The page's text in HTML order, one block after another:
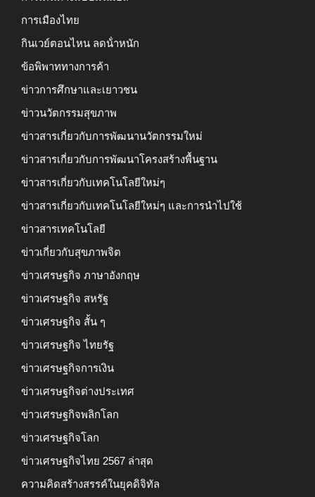
การเมืองไทย
กินเวย์ตอนไหน ลดน้ําหนัก
ข้อพิพาททางการค้า
ข่าวการศึกษาและเยาวชน
ข่าวนวัตกรรมสุขภาพ
ข่าวสารเกี่ยวกับการพัฒนานวัตกรรมใหม่
ข่าวสารเกี่ยวกับการพัฒนาโครงสร้างพื้นฐาน
ข่าวสารเกี่ยวกับเทคโนโลยีใหม่ๆ
ข่าวสารเกี่ยวกับเทคโนโลยีใหม่ๆ และการนำไปใช้
ข่าวสารเทคโนโลยี
ข่าวเกี่ยวกับสุขภาพจิต
ข่าวเศรษฐกิจ ภาษาอังกฤษ
ข่าวเศรษฐกิจ สหรัฐ
ข่าวเศรษฐกิจ สั้น ๆ
ข่าวเศรษฐกิจ ไทยรัฐ
ข่าวเศรษฐกิจการเงิน
ข่าวเศรษฐกิจต่างประเทศ
ข่าวเศรษฐกิจพลิกโลก
ข่าวเศรษฐกิจโลก
ข่าวเศรษฐกิจไทย 2567 ล่าสุด
ความคิดสร้างสรรค์ในยุคดิจิทัล